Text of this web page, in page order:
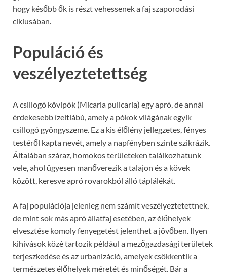
hogy később ők is részt vehessenek a faj szaporodási
ciklusában.
Populáció és
veszélyeztetettség
A csillogó kövipók (Micaria pulicaria) egy apró, de annál
érdekesebb ízeltlábú, amely a pókok világának egyik
csillogó gyöngyszeme. Ez a kis élőlény jellegzetes, fényes
testéről kapta nevét, amely a napfényben szinte szikrázik.
Általában száraz, homokos területeken találkozhatunk
vele, ahol ügyesen manőverezik a talajon és a kövek
között, keresve apró rovarokból álló táplálékát.
A faj populációja jelenleg nem számít veszélyeztetettnek,
de mint sok más apró állatfaj esetében, az élőhelyek
elvesztése komoly fenyegetést jelenthet a jövőben. Ilyen
kihívások közé tartozik például a mezőgazdasági területek
terjeszkedése és az urbanizáció, amelyek csökkentik a
természetes élőhelyek méretét és minőségét. Bár a